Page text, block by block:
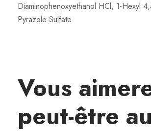
Diaminophenoxyethanol HCl, 1-Hexyl
Pyrazole Sulfate
Vous
peut-être